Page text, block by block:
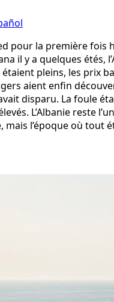
pour la première
il y a quelques étés,
étaient pleins, les prix
aient enfin
disparu. La foule
L’Albanie reste
mais l’époque où